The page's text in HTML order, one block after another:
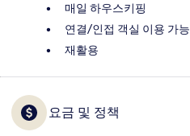
매일 하우스키핑
연결/인접 객실 이용 가능
재활용
요금 및 정책